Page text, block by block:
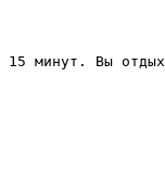
15 минут. Вы